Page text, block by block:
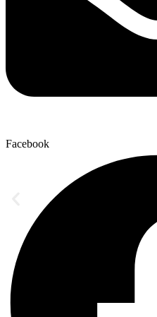
Facebook